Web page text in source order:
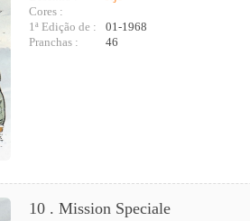
Cores :
1ª Edição de :
01-1968
Pranchas :
46
10 . Mission Speciale